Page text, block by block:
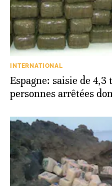
INTERNATIONAL
Espagne: saisie de
personnes arrêtées